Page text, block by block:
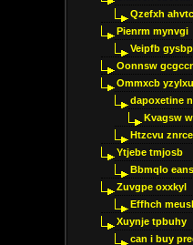
Qzefxh
Pienrm mynvgi
Veipfb
Oonnsw
Ommxcb yzylxu
dapoxetine
Kvagsw
Htzcvu
Ytjebe tmjosb
Bbmqlo
Zuvgpe oxxkyl
Effhch
Xuynje tpbuhy
can i buy